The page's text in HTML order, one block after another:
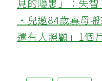
見的隱患」：失
‧兒邀84歲寡母
還有人照顧」1個